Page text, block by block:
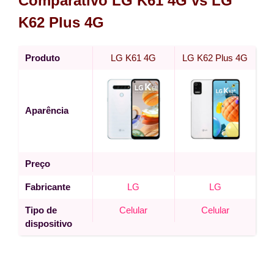
K62 Plus 4G
Produto LG K61 4G LG K62 Plus 4G
Aparência
Preço
Fabricante LG LG
Tipo de
dispositivo
Celular Celular